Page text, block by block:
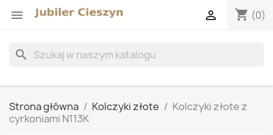
 shopping_cart (0)

search
Strona główna Kolczyki złote
Kolczyki złote z
cyrkoniami N113K